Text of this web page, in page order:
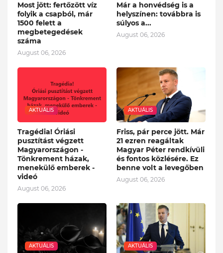
Most jött: fertőzött víz
folyik a csapból, már
1500 felett a
megbetegedések
száma
August 06, 2026
Már a honvédség is a
helyszínen: továbbra is
súlyos a...
August 06, 2026
AKTUÁLIS
Tragédia! Óriási
pusztítást végzett
Magyarországon -
Tönkrement házak,
menekülő emberek -
videó
August 06, 2026
AKTUÁLIS
Friss, pár perce jött. Már
21 ezren reagáltak
Magyar Péter rendkívüli
és fontos közlésére. Ez
benne volt a levegőben
August 06, 2026
AKTUÁLIS AKTUÁLIS